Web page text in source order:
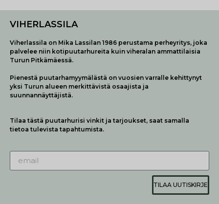
VIHERLASSILA
Viherlassila on Mika Lassilan 1986 perustama perheyritys, joka
palvelee niin kotipuutarhureita kuin viheralan ammattilaisia
Turun Pitkämäessä.
Pienestä puutarhamyymälästä on vuosien varralle kehittynyt
yksi Turun alueen merkittävistä osaajista ja
suunnannäyttäjistä.
Tilaa tästä puutarhurisi vinkit ja tarjoukset, saat samalla
tietoa tulevista tapahtumista.
TILAA UUTISKIRJE